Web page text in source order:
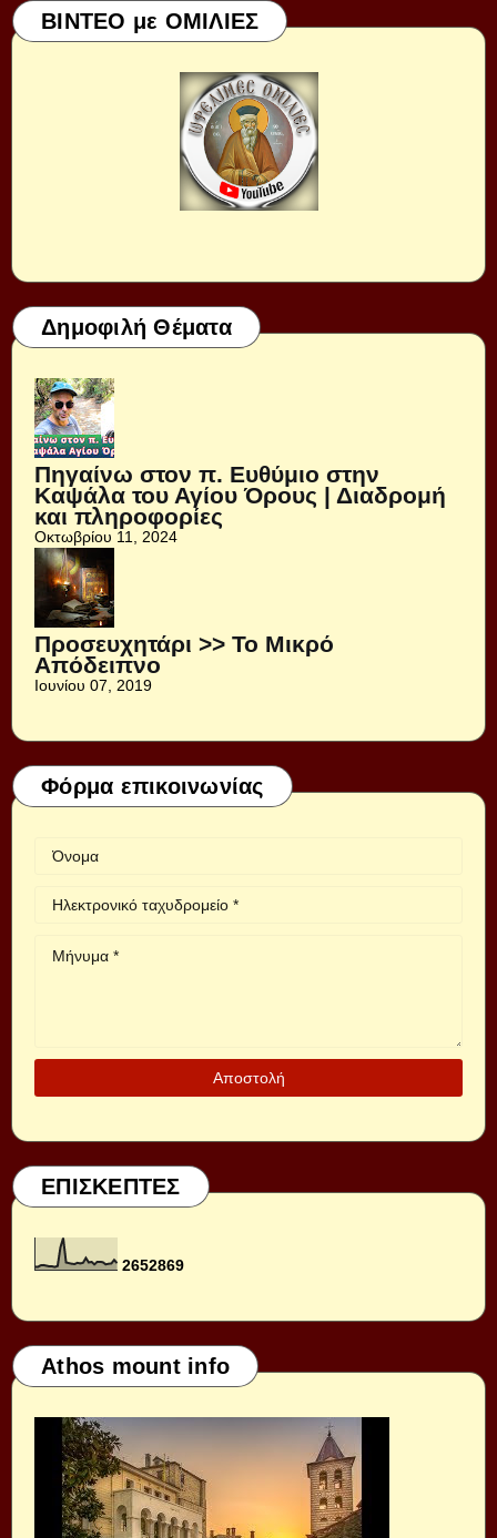
ΒΙΝΤΕΟ με ΟΜΙΛΙΕΣ
Δημοφιλή Θέματα
Πηγαίνω στον π. Ευθύμιο στην
Καψάλα του Αγίου Όρους | Διαδρομή
και πληροφορίες
Οκτωβρίου 11, 2024
Προσευχητάρι >> Το Μικρό
Απόδειπνο
Ιουνίου 07, 2019
Φόρμα επικοινωνίας
ΕΠΙΣΚΕΠΤΕΣ
2652869
Athos mount info